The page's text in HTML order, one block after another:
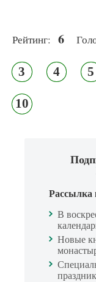
Рейтинг: 6
3 4 5
10
Рассылка
В
Новые